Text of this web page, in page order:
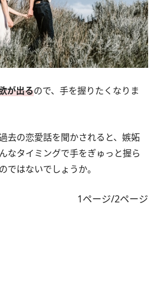
が出るので、手を握りたくなりま
去の恋愛話を聞かされると、嫉妬
なタイミングで手をぎゅっと握ら
ではないでしょうか。
1ページ/2ページ